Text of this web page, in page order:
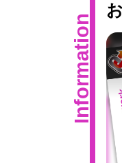
Information